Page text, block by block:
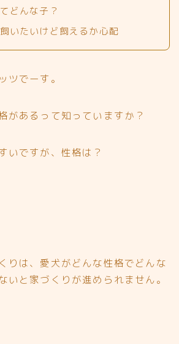
どんな子？
いたいけど飼えるか心配
ツでーす。
があるって知っていますか？
いですが、性格は？
りは、愛犬がどんな性格でどんな
いと家づくりが進められません。